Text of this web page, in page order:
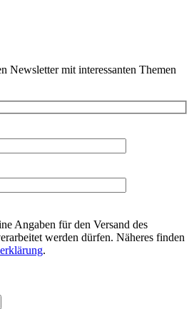
Newsletter mit interessanten Themen
Angaben für den Versand des
werden dürfen. Näheres finden
.